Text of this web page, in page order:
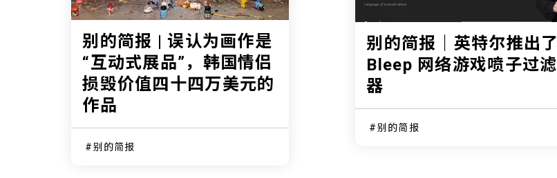
别的简报 | 误认为画作是
“互动式展品”，韩国情侣
损毁价值四十四万美元的
作品
别的简报
别的简报｜英特尔推出了
Bleep 网络游戏喷子过滤
器
别的简报